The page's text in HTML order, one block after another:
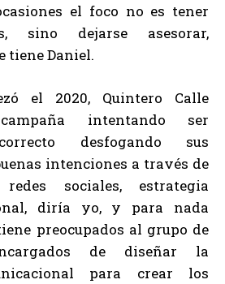
el foco no es tener
sino dejarse asesorar,
tiene Daniel.
el 2020, Quintero Calle
intentando ser
desfogando sus
intenciones a través de
sociales, estrategia
diría yo, y para nada
preocupados al grupo de
de diseñar la
para crear los